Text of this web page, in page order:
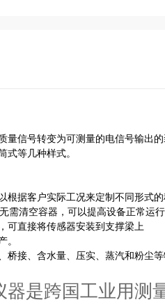
量信号转变为可测量的电信号输出
式等几种样式。
根据客户实际工况来定制不同形式
需清空容器，可以提高设备正常运
可直接将传感器安装到支撑梁上
。
桥接、含水量、压实、蒸汽和粉尘
器是跨国工业用测